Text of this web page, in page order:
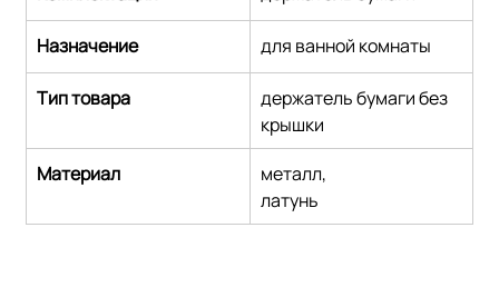
Назначение для ванной комнаты
Тип товара
держатель бумаги без
крышки
Материал
металл,
латунь